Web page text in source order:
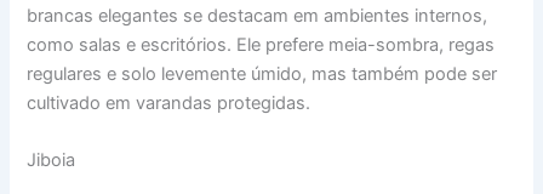
brancas elegantes se destacam em ambientes internos,
como salas e escritórios. Ele prefere meia-sombra, regas
regulares e solo levemente úmido, mas também pode ser
cultivado em varandas protegidas.
Jiboia